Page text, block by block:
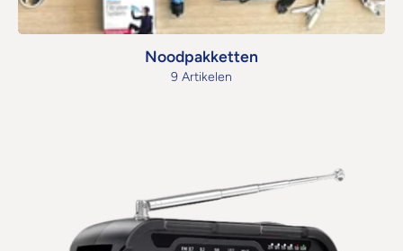
Noodpakketten
9 Artikelen